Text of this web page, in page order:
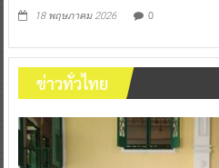
18 พฤษภาคม 2026 0
ข่าวทั่วไทย